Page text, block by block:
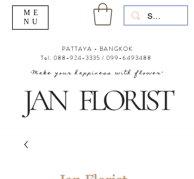
"Make your happiness with flower"
PATTAYA - BANGKOK
Tel. 088-924-3335 / 099-6493488
ME
NU